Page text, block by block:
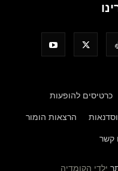
כרטיסים להופעות
הרצאות הומור
קשר
ילדי הקומדיה